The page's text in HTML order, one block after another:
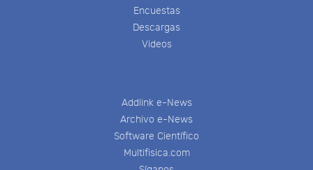
Encuestas
Descargas
Videos
Addlink e-News
Archivo e-News
Software Científico
Multifisica.com